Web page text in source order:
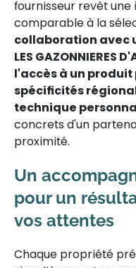
fournisseur revêt
comparable à la
collaboration avec
LES GAZONNIERES
l'accès à un
spécificités
technique
concrets d'un
proximité.
Un
pour un
vos attentes
Chaque propriété